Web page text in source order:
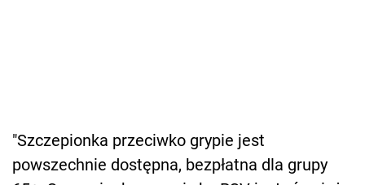
"Szczepionka przeciwko grypie jest
powszechnie dostępna, bezpłatna dla grupy